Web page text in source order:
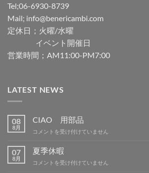
Tel;06-6930-8739
Mail; info@benericambi.com
定休日；火曜/水曜
イベント開催日
営業時間；AM11:00-PM7:00
LATEST NEWS
08
8月
CIAO 用部品
CIAO
部
品
は
コメントを受け付けていません
07
8月
夏季休暇
夏
コメントを受け付けていません